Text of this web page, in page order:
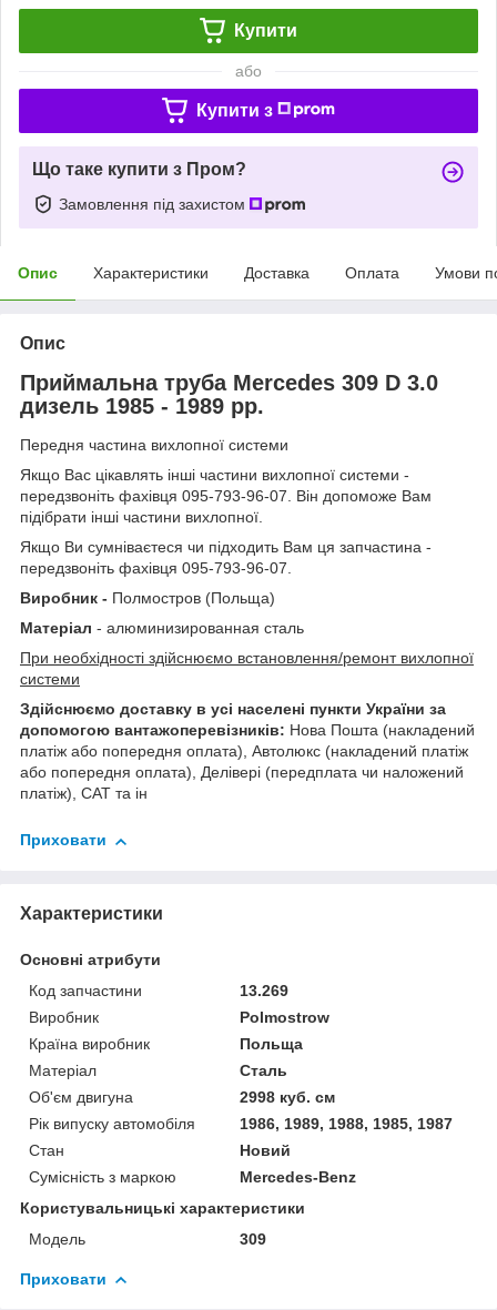
Купити
або
Купити з
Що таке купити з Пром?
Замовлення під захистом
Опис Характеристики Доставка Оплата Умови
Опис
Приймальна труба Mercedes 309 D 3.0
дизель 1985 - 1989 рр.
Передня частина вихлопної системи
Якщо Вас цікавлять інші частини вихлопної системи -
передзвоніть фахівця 095-793-96-07. Він допоможе Вам
підібрати інші частини вихлопної.
Якщо Ви сумніваєтеся чи підходить Вам ця запчастина -
передзвоніть фахівця 095-793-96-07.
Виробник - Полмостров (Польща)
Матеріал - алюминизированная сталь
При необхідності здійснюємо встановлення/ремонт вихлопної
системи
Здійснюємо доставку в усі населені пункти України за
допомогою вантажоперевізників: Нова Пошта (накладений
платіж або попередня оплата), Автолюкс (накладений платіж
або попередня оплата), Делівері (передплата чи наложений
платіж), САТ та ін
Приховати
Характеристики
Основні атрибути
Код запчастини
13.269
Виробник
Polmostrow
Країна виробник
Польща
Матеріал
Сталь
Об'єм двигуна
2998 куб. см
Рік випуску автомобіля
1986, 1989, 1988, 1985, 1987
Стан
Новий
Сумісність з маркою
Mercedes-Benz
Користувальницькі характеристики
Мoдель
309
Приховати